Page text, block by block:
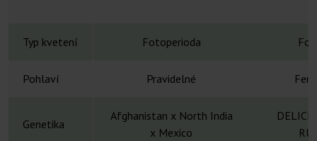
Typ kvetení Fotoperioda
Pohlaví Pravidelné
Genetika
Afghanistan x North India
x Mexico